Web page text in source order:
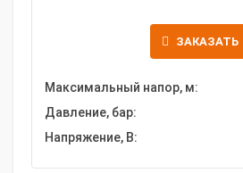
ЗАКАЗАТЬ
Максимальный напор, м:
Давление, бар:
Напряжение, В: